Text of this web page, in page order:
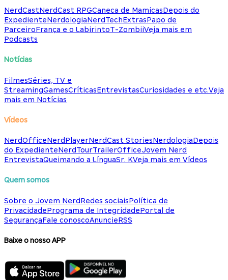
NerdCastNerdCast RPGCaneca de MamicasDepois do
ExpedienteNerdologiaNerdTechExtrasPapo de
ParceiroFrança e o LabirintoT-ZombiiVeja mais em
Podcasts
Notícias
FilmesSéries, TV e
StreamingGamesCríticasEntrevistasCuriosidades e etc.Veja
mais em Notícias
Vídeos
NerdOfficeNerdPlayerNerdCast StoriesNerdologiaDepois
do ExpedienteNerdTourTrailerOfficeJovem Nerd
EntrevistaQueimando a LínguaSr. KVeja mais em Vídeos
Quem somos
Sobre o Jovem NerdRedes sociaisPolítica de
PrivacidadePrograma de IntegridadePortal de
SegurançaFale conoscoAnuncieRSS
Baixe o nosso APP